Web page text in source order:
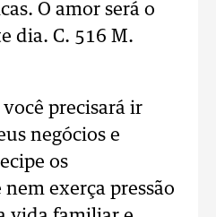
O amor será o
dia. C. 516 M.
você precisará ir
negócios e
os
exerça pressão